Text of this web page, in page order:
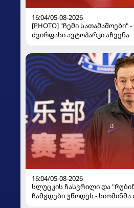
16:04/05-08-2026
[PHOTO] "ჩემი
ძვირფასი ავტოპარკი აჩვენა
16:04/05-08-2026
სლუცკის ჩასვრილი და
ჩამგდები უწოდეს - სიომინმა